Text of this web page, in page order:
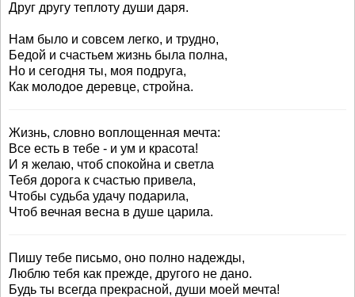
Друг другу теплоту души даря.
Нам было и совсем легко, и трудно,
Бедой и счастьем жизнь была полна,
Но и сегодня ты, моя подруга,
Как молодое деревце, стройна.
Жизнь, словно воплощенная мечта:
Все есть в тебе - и ум и красота!
И я желаю, чтоб спокойна и светла
Тебя дорога к счастью привела,
Чтобы судьба удачу подарила,
Чтоб вечная весна в душе царила.
Пишу тебе письмо, оно полно надежды,
Люблю тебя как прежде, другого не дано.
Будь ты всегда прекрасной, души моей мечта!